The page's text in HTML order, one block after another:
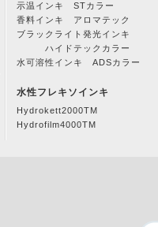
示温インキ STカラー
香料インキ アロマテック
ブラックライト発光インキ
ハイドテックカラー
水可溶性インキ ADSカラー
水性フレキソインキ
Hydrokett2000TM
Hydrofilm4000TM